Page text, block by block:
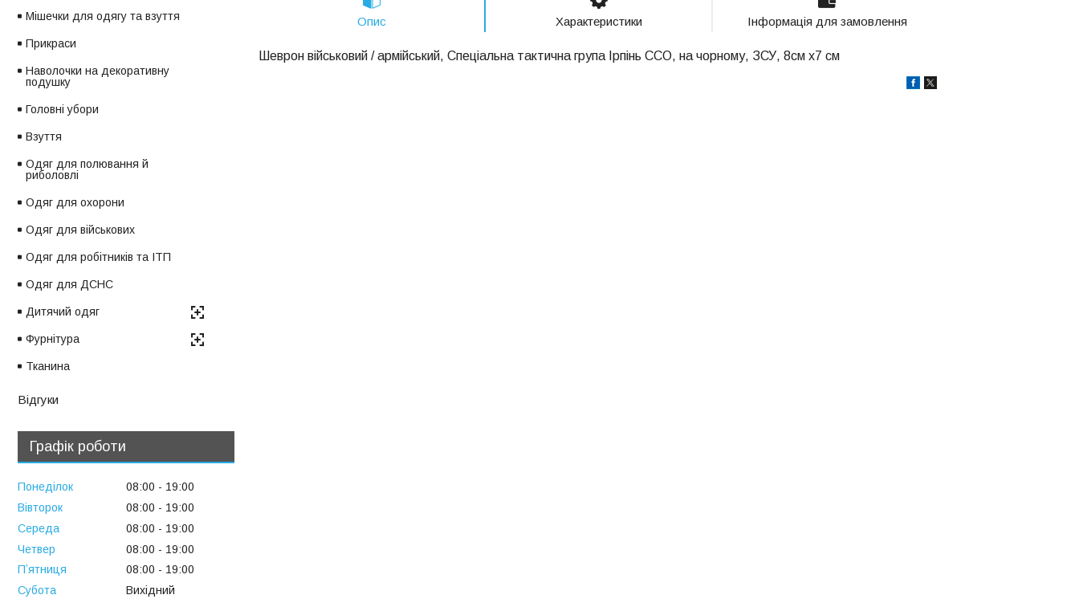
Опис Характеристики Інформація для замовлення
Шеврон військовий / армійський, Спеціальна тактична група Ірпінь ССО, на чорному, ЗСУ, 8см х7 см
Мішечки для одягу та взуття
Прикраси
Наволочки на декоративну
подушку
Головні убори
Взуття
Одяг для полювання й
риболовлі
Одяг для охорони
Одяг для військових
Одяг для робітників та ІТП
Одяг для ДСНС
Дитячий одяг
Фурнітура
Тканина
Відгуки
Графік роботи
Понеділок 08:00
19:00
Вівторок
08:00
19:00
Середа
08:00
19:00
Четвер
08:00
19:00
Пʼятниця
08:00
19:00
Субота
Вихідний